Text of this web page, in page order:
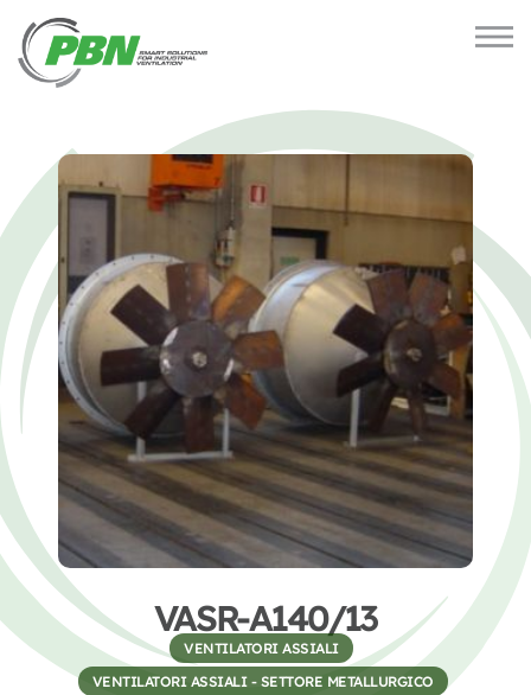
VASR-A140/13
VENTILATORI ASSIALI
,
VENTILATORI ASSIALI - SETTORE METALLURGICO